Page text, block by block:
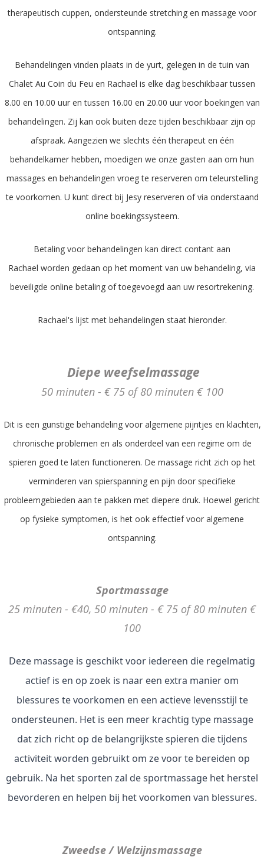
therapeutisch cuppen, ondersteunde stretching en massage voor
ontspanning.
Behandelingen vinden plaats in de yurt, gelegen in de tuin van
Chalet Au Coin du Feu en Rachael is elke dag beschikbaar tussen
8.00 en 10.00 uur en tussen 16.00 en 20.00 uur voor boekingen van
behandelingen. Zij kan ook buiten deze tijden beschikbaar zijn op
afspraak. Aangezien we slechts één therapeut en één
behandelkamer hebben, moedigen we onze gasten aan om hun
massages en behandelingen vroeg te reserveren om teleurstelling
te voorkomen. U kunt direct bij Jesy reserveren of via onderstaand
online boekingssysteem.
Betaling voor behandelingen kan direct contant aan
Rachael worden gedaan op het moment van uw behandeling, via
beveiligde online betaling of toegevoegd aan uw resortrekening.
Rachael's lijst met behandelingen staat hieronder.
Diepe weefselmassage
50 minuten - € 75 of 80 minuten € 100
Dit is een gunstige behandeling voor algemene pijntjes en klachten,
chronische problemen en als onderdeel van een regime om de
spieren goed te laten functioneren. De massage richt zich op het
verminderen van spierspanning en pijn door specifieke
probleemgebieden aan te pakken met diepere druk. Hoewel gericht
op fysieke symptomen, is het ook effectief voor algemene
ontspanning.
Sportmassage
25 minuten - €40, 50 minuten - € 75 of 80 minuten €
100
Deze massage is geschikt voor iedereen die regelmatig
actief is en op zoek is naar een extra manier om
blessures te voorkomen en een actieve levensstijl te
ondersteunen. Het is een meer krachtig type massage
dat zich richt op de belangrijkste spieren die tijdens
activiteit worden gebruikt om ze voor te bereiden op
gebruik. Na het sporten zal de sportmassage het herstel
bevorderen en helpen bij het voorkomen van blessures.
Zweedse / Welzijnsmassage